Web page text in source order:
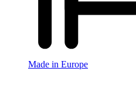
Made in Europe